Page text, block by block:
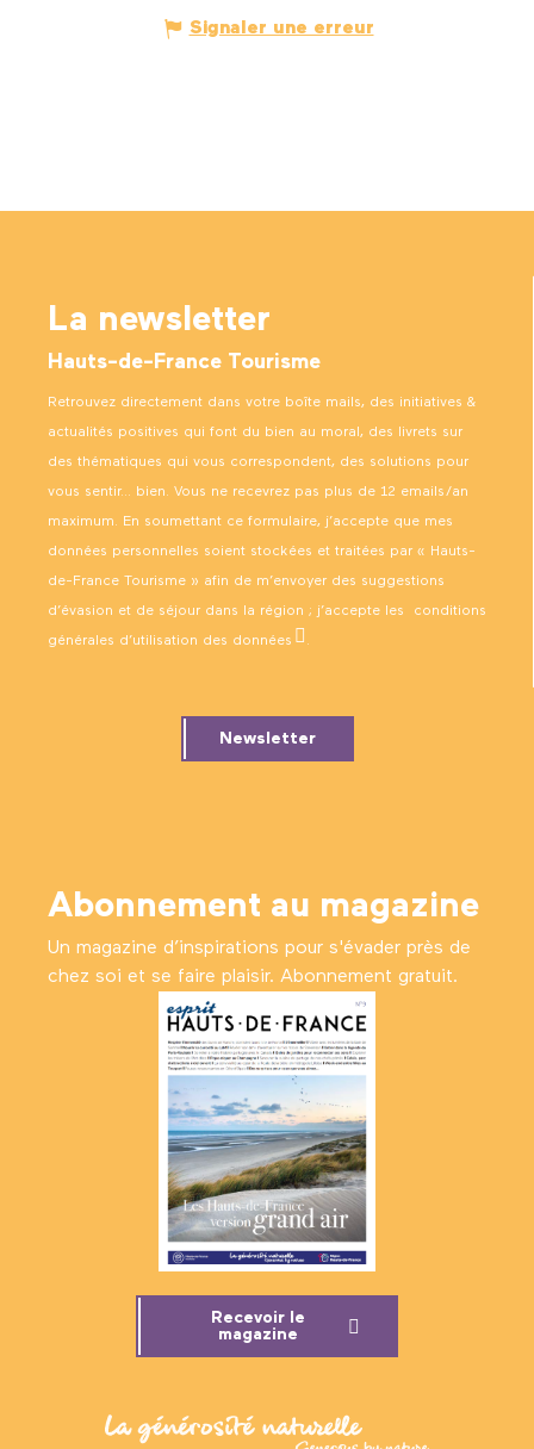
Signaler une erreur
La newsletter
Hauts-de-France Tourisme
Retrouvez directement dans votre boîte mails, des initiatives &
actualités positives qui font du bien au moral, des livrets sur
des thématiques qui vous correspondent, des solutions pour
vous sentir… bien. Vous ne recevrez pas plus de 12 emails/an
maximum. En soumettant ce formulaire, j’accepte que mes
données personnelles soient stockées et traitées par « Hauts-
de-France Tourisme » afin de m’envoyer des suggestions
d’évasion et de séjour dans la région ; j’accepte les conditions
générales d’utilisation des données .
Newsletter
Abonnement au magazine
Un magazine d’inspirations pour s'évader près de
chez soi et se faire plaisir. Abonnement gratuit.
Recevoir le
magazine